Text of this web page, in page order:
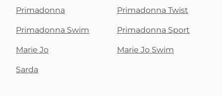
Primadonna Primadonna Twist
Primadonna Swim Primadonna Sport
Marie Jo Marie Jo Swim
Sarda